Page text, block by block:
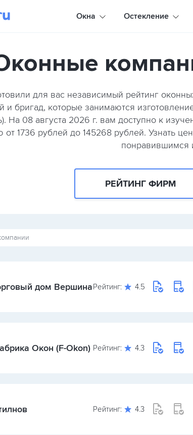
Окна Остекление
для вас независимый рейтинг
и бригад, которые занимаются
На 08 августа 2026 г. вам доступно к
от 1736 рублей до 145268 рублей. Узнать
понравившимся
РЕЙТИНГ ФИРМ
дом ВершинаРейтинг: 4.5
Окон (F-Okon) Рейтинг: 4.3
Рейтинг: 4.3